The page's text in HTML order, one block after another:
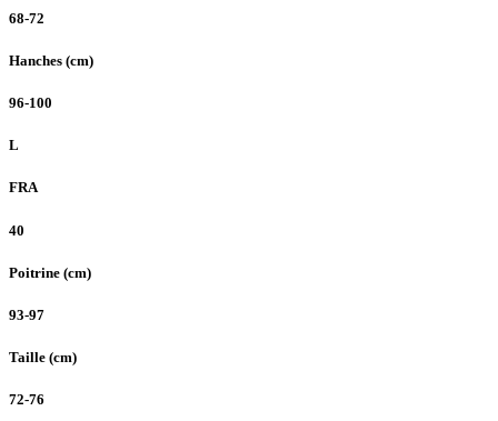
68-72
Hanches (cm)
96-100
L
FRA
40
Poitrine (cm)
93-97
Taille (cm)
72-76